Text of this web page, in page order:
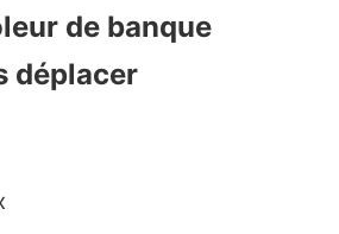
de banque
déplacer